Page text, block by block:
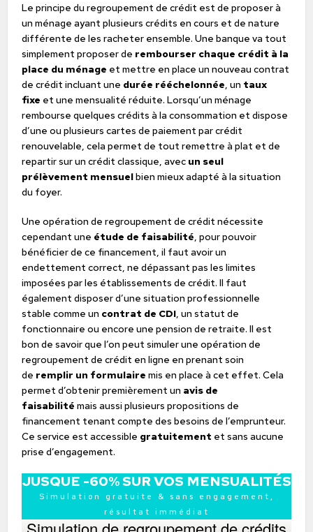
Le principe du regroupement de crédit est de proposer à
un ménage ayant plusieurs crédits en cours et de nature
différente de les racheter ensemble. Une banque va tout
simplement proposer de rembourser chaque crédit à la
place du ménage et mettre en place un nouveau contrat
de crédit incluant une durée rééchelonnée, un taux
fixe et une mensualité réduite. Lorsqu’un ménage
rembourse quelques crédits à la consommation et dispose
d’une ou plusieurs cartes de paiement par crédit
renouvelable, cela permet de tout remettre à plat et de
repartir sur un crédit classique, avec un seul
prélèvement mensuelbien mieux adapté à la situation
du foyer.
Une opération de regroupement de crédit nécessite
cependant une étude de faisabilité, pour pouvoir
bénéficier de ce financement, il faut avoir un
endettement correct, ne dépassant pas les limites
imposées par les établissements de crédit. Il faut
également disposer d’une situation professionnelle
stable comme un contrat de CDI, un statut de
fonctionnaire ou encore une pension de retraite. Il est
bon de savoir que l’on peut simuler une opération de
regroupement de crédit en ligne en prenant soin
de remplir un formulaire mis en place à cet effet. Cela
permet d’obtenir premièrement un avis de
faisabilité mais aussi plusieurs propositions de
financement tenant compte des besoins de l’emprunteur.
Ce service est accessible gratuitement et sans aucune
prise d’engagement.
JUSQUE -60% SUR VOS MENSUALITÉS
Simulation gratuite & sans engagement,
résultat immédiat